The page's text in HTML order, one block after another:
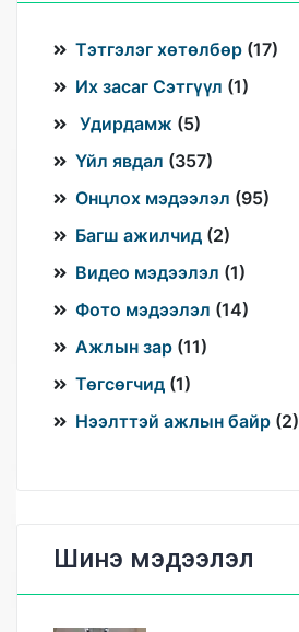
Тэтгэлэг хөтөлбөр (17)
Их засаг Сэтгүүл (1)
Удирдамж (5)
Үйл явдал (357)
Онцлох мэдээлэл (95)
Багш ажилчид (2)
Видео мэдээлэл (1)
Фото мэдээлэл (14)
Ажлын зар (11)
Төгсөгчид (1)
Нээлттэй ажлын байр (2)
Шинэ мэдээлэл